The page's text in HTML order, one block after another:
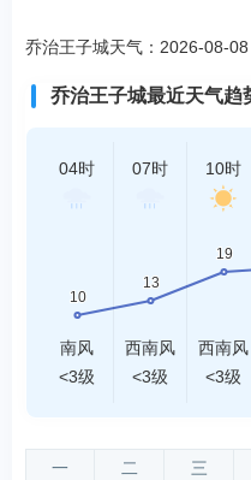
乔治王子城天气：2026-08-
乔治王子城最近天气趋
04时
南风
<3级
07时
西南风
<3级
10时
西南风
<3级
一 二 三